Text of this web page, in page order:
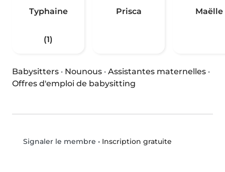
Typhaine
(1)
Prisca Maëlle
Babysitters · Nounous · Assistantes maternelles ·
Offres d'emploi de babysitting
Signaler le membre • Inscription gratuite